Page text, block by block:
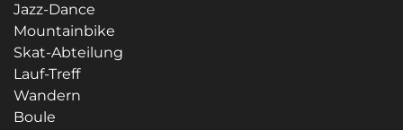
Jazz-Dance
Mountainbike
Skat-Abteilung
Lauf-Treff
Wandern
Boule